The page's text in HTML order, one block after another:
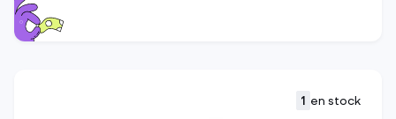
1 en stock